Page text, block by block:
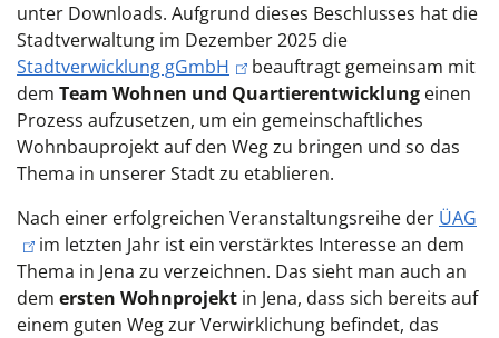
unter Downloads. Aufgrund dieses Beschlusses hat die
Stadtverwaltung im Dezember 2025 die
Stadtverwicklung gGmbH
beauftragt gemeinsam mit
dem Team Wohnen und Quartierentwicklung einen
Prozess aufzusetzen, um ein gemeinschaftliches
Wohnbauprojekt auf den Weg zu bringen und so das
Thema in unserer Stadt zu etablieren.
Nach einer erfolgreichen Veranstaltungsreihe der ÜAG
im letzten Jahr ist ein verstärktes Interesse an dem
Thema in Jena zu verzeichnen. Das sieht man auch an
dem ersten Wohnprojekt in Jena, dass sich bereits auf
einem guten Weg zur Verwirklichung befindet, das